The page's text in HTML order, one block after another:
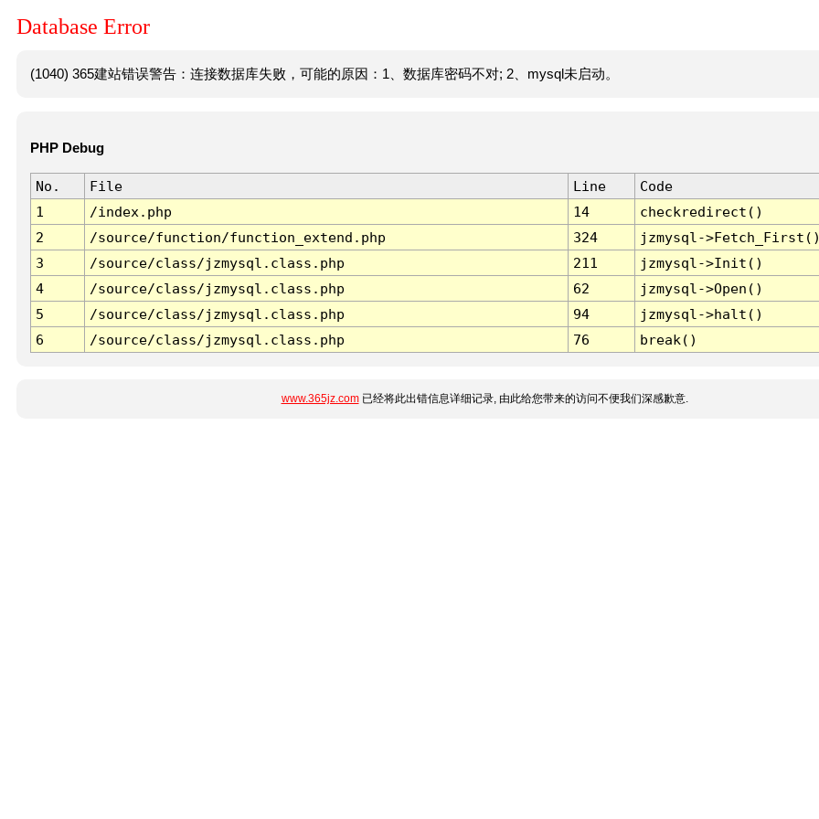
Database Error
(1040) 365建站错误警告：连接数据库失败，可能的原因：1、数据库密码不对; 2、mysql未启动。
PHP Debug
No. File Line
Code
1
/index.php 14
checkredirect()
2
/source/function/function_extend.php 324
jzmysql-
3
/source/class/jzmysql.class.php 211
jzmysql->Init()
4
/source/class/jzmysql.class.php 62
jzmysql->Open()
5
/source/class/jzmysql.class.php 94
jzmysql->halt()
6
/source/class/jzmysql.class.php 76 break()
www.365jz.com已经将此出错信息详细记录, 由此给您带来的访问不便我们深感歉意.